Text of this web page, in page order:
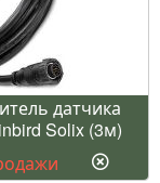
датчика
Solix (3м)